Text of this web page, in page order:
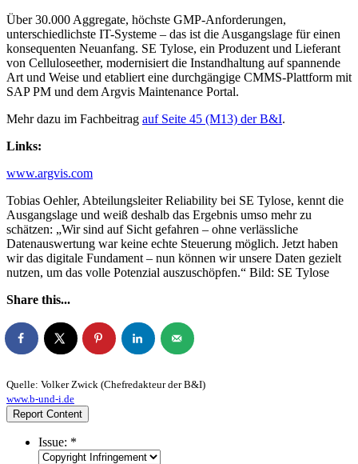
Über 30.000 Aggregate, höchste GMP-Anforderungen,
unterschiedlichste IT-Systeme – das ist die Ausgangslage für einen
konsequenten Neuanfang. SE Tylose, ein Produzent und Lieferant
von Celluloseether, modernisiert die Instandhaltung auf spannende
Art und Weise und etabliert eine durchgängige CMMS-Plattform mit
SAP PM und dem Argvis Maintenance Portal.
Mehr dazu im Fachbeitrag auf Seite 45 (M13) der B&I.
Links:
www.argvis.com
Tobias Oehler, Abteilungsleiter Reliability bei SE Tylose, kennt die
Ausgangslage und weiß deshalb das Ergebnis umso mehr zu
schätzen: „Wir sind auf Sicht gefahren – ohne verlässliche
Datenauswertung war keine echte Steuerung möglich. Jetzt haben
wir das digitale Fundament – nun können wir unsere Daten gezielt
nutzen, um das volle Potenzial auszuschöpfen.“ Bild: SE Tylose
Share this...
Quelle: Volker Zwick (Chefredakteur der B&I)
www.b-und-i.de
Report Content
Issue: *